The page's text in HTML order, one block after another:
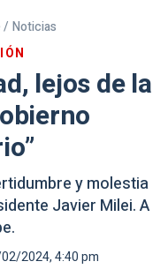
/ Noticias
lejos de la
y molestia
Javier Milei. A
2024, 4:40 pm